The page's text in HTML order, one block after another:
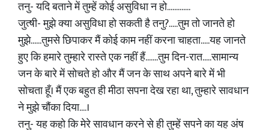
तनु- यदि बताने में तुम्हें कोई असुविधा न हो.............
जुत्षी- मुझे क्या असुविधा हो सकती है तनु?.....तुम तो जानते हो
मुझे......तुमसे छिपाकर मैं कोई काम नहीं करना चाहता.....यह जानते
हुए कि हमारे तुम्हारे रास्ते एक नहीं हैं.......तुम दिन-रात.....सामान्य
जन के बारे में सोचते हो और मैं जन के साथ अपने बारे में भी
सोचता हूँ। मैं एक बहुत ही मीठा सपना देख रहा था, तुम्हारे सावधान
ने मुझे चौंका दिया....।
तनु- यह कहो कि मेरे सावधान करने से ही तुम्हें सपने का यह अंष